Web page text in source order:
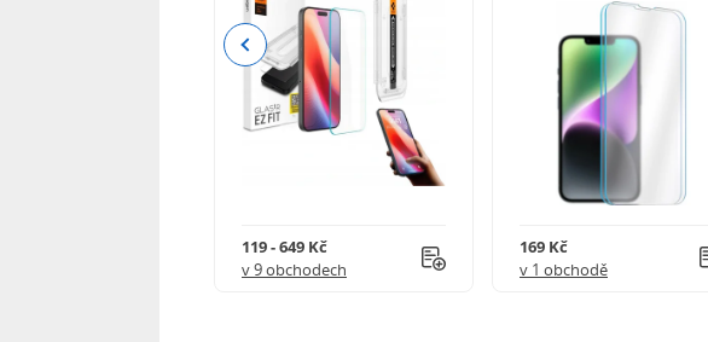
119 - 649 Kč
v 9 obchodech
169 Kč
v 1 obchodě
Previous